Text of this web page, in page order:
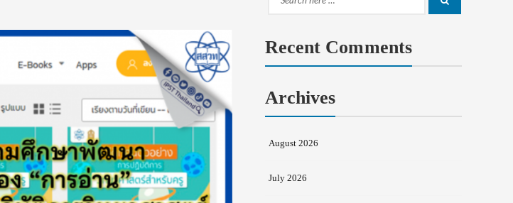
Search
Recent Comments
Archives
August 2026
July 2026